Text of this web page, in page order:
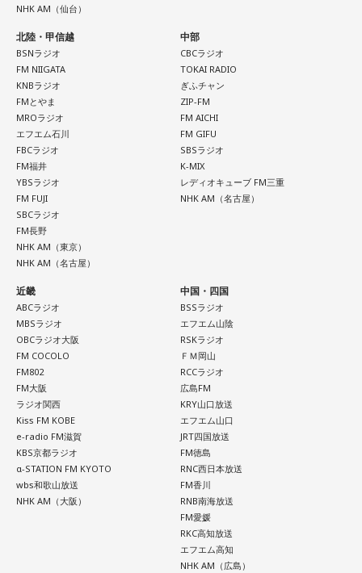
NHK AM（仙台）
北陸・甲信越
BSNラジオ
FM NIIGATA
KNBラジオ
FMとやま
MROラジオ
エフエム石川
FBCラジオ
FM福井
YBSラジオ
FM FUJI
SBCラジオ
FM長野
NHK AM（東京）
NHK AM（名古屋）
中部
CBCラジオ
TOKAI RADIO
ぎふチャン
ZIP-FM
FM AICHI
FM GIFU
SBSラジオ
K-MIX
レディオキューブ FM三重
NHK AM（名古屋）
近畿
ABCラジオ
MBSラジオ
OBCラジオ大阪
FM COCOLO
FM802
FM大阪
ラジオ関西
Kiss FM KOBE
e-radio FM滋賀
KBS京都ラジオ
α-STATION FM KYOTO
wbs和歌山放送
NHK AM（大阪）
中国・四国
BSSラジオ
エフエム山陰
RSKラジオ
ＦＭ岡山
RCCラジオ
広島FM
KRY山口放送
エフエム山口
JRT四国放送
FM徳島
RNC西日本放送
FM香川
RNB南海放送
FM愛媛
RKC高知放送
エフエム高知
NHK AM（広島）